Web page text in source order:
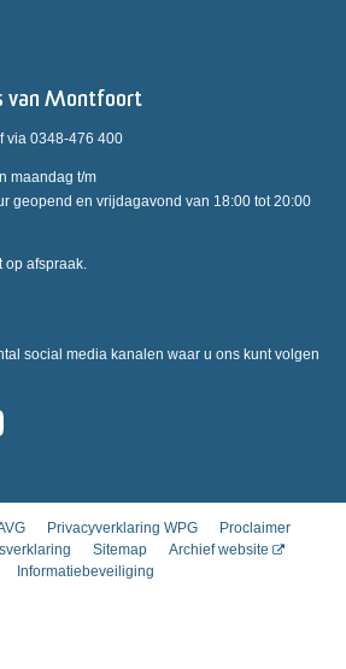
van Montfoort
via 0348-476 400
maandag t/m
geopend en vrijdagavond van 18:00 tot 20:00
op afspraak.
social media kanalen waar u ons kunt volgen
Privacyverklaring WPG
Proclaimer
Sitemap
Archief website
Informatiebeveiliging